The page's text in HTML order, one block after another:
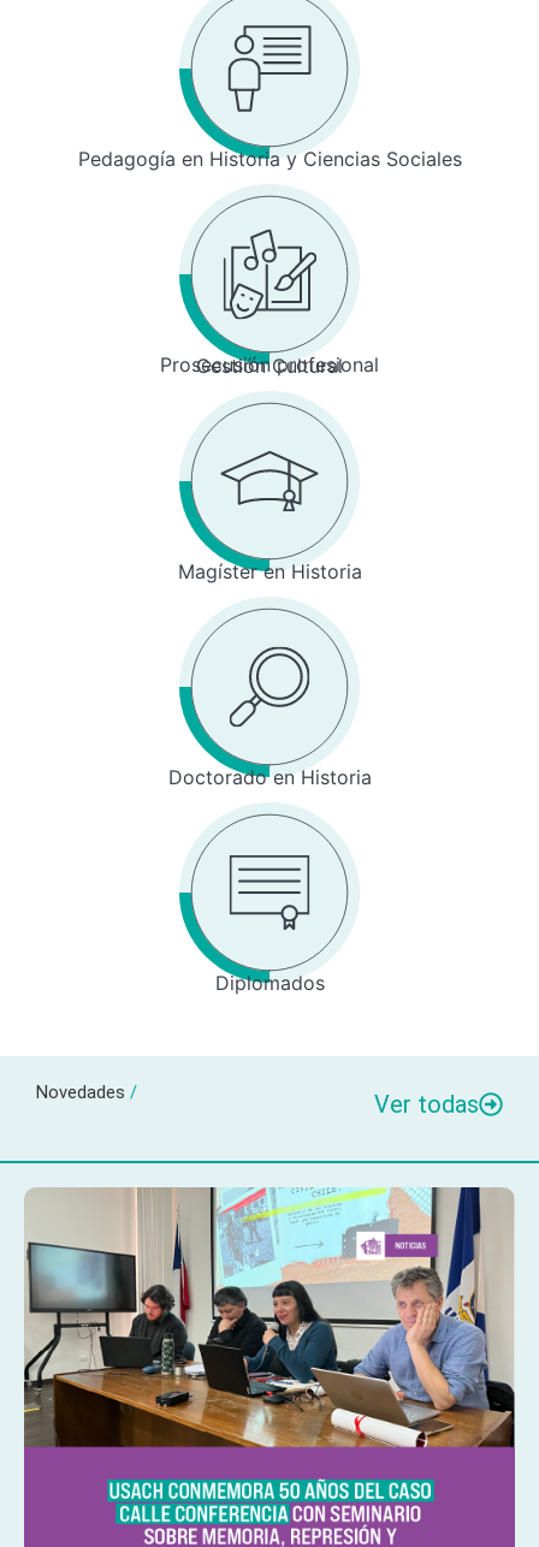
Pedagogía en Historia y Ciencias Sociales
Prosecusión profesional
Gestión Cultural
Magíster en Historia
Doctorado en Historia
Diplomados
Novedades / Ver todas